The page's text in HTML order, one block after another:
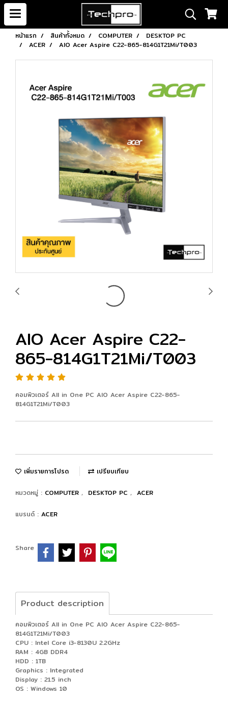
หน้าแรก สินค้าทั้งหมด COMPUTER
DESKTOP PC
ACER
AIO Acer Aspire C22-865-814G1T21Mi/T003
AIO Acer Aspire C22-
865-814G1T21Mi/T003
คอมพิวเตอร์ All in One PC AIO Acer Aspire C22-865-
814G1T21Mi/T003
เพิ่มรายการโปรด เปรียบเทียบ
หมวดหมู่ : COMPUTER , DESKTOP PC , ACER
แบรนด์ : ACER
Share
Product description
คอมพิวเตอร์ All in One PC AIO Acer Aspire C22-865-
814G1T21Mi/T003
CPU : Intel Core i3-8130U 2.2GHz
RAM : 4GB DDR4
HDD : 1TB
Graphics : Integrated
Display : 21.5 inch
OS : Windows 10